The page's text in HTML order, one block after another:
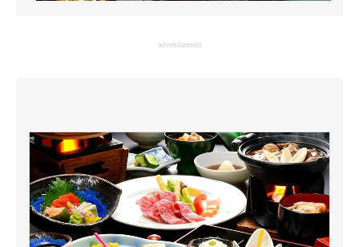
エレクトロニクス専門サイト
電子設計の基本と応用
エネルギーの専門メディア
advertisement